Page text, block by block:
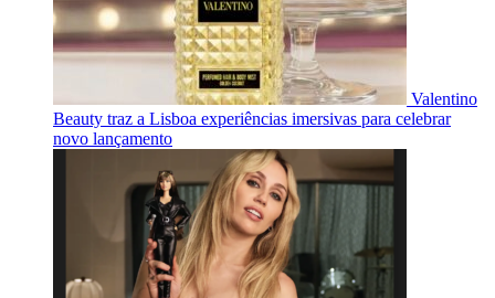
Valentino
Beauty traz a Lisboa experiências imersivas para celebrar
novo lançamento